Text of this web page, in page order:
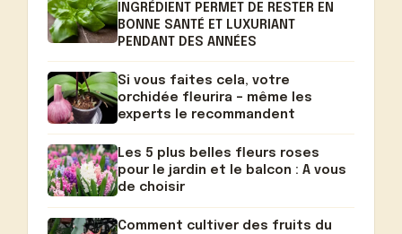
INGRÉDIENT PERMET DE RESTER EN
BONNE SANTÉ ET LUXURIANT
PENDANT DES ANNÉES
Si vous faites cela, votre
orchidée fleurira – même les
experts le recommandent
Les 5 plus belles fleurs roses
pour le jardin et le balcon : A vous
de choisir
Comment cultiver des fruits du